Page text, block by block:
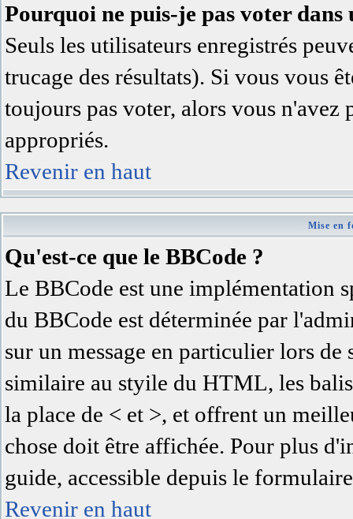
Pourquoi ne puis-je pas voter dans
Seuls les utilisateurs enregistrés
trucage des résultats). Si vous vous
toujours pas voter, alors vous n'avez
appropriés.
Revenir en haut
Mise en
Qu'est-ce que le BBCode ?
Le BBCode est une
du BBCode est déterminée par
sur un message en particulier lors
similaire au styile du HTML, les
la place de < et >, et offrent un
chose doit être affichée. Pour plus
guide, accessible depuis le
Revenir en haut